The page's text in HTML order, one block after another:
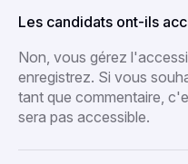
Les candidats ont-ils
Non, vous gérez
enregistrez. Si vous
tant que commentaire,
sera pas accessible.